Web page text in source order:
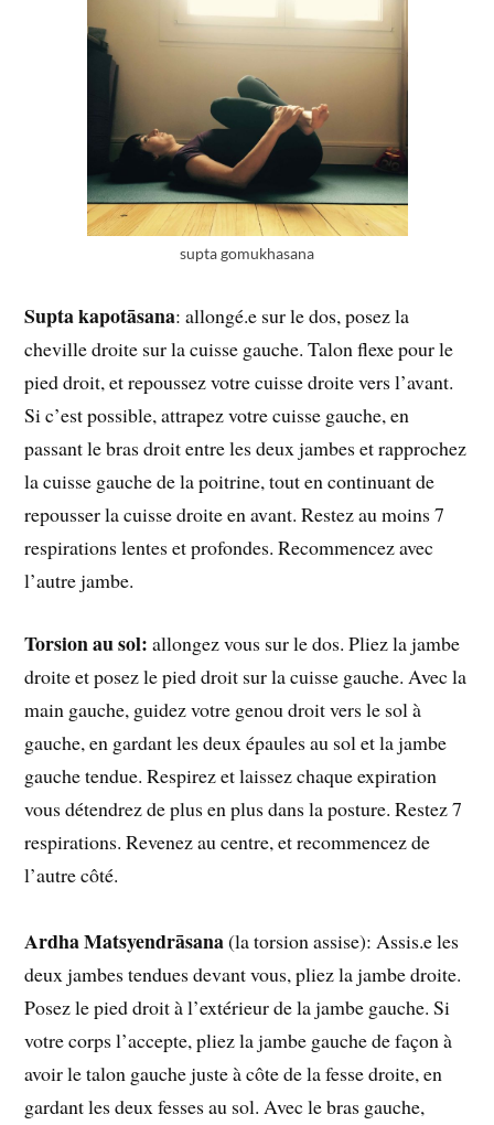
supta gomukhasana
Supta kapotāsana: allongé.e sur le dos, posez la
cheville droite sur la cuisse gauche. Talon flexe pour le
pied droit, et repoussez votre cuisse droite vers l’avant.
Si c’est possible, attrapez votre cuisse gauche, en
passant le bras droit entre les deux jambes et rapprochez
la cuisse gauche de la poitrine, tout en continuant de
repousser la cuisse droite en avant. Restez au moins 7
respirations lentes et profondes. Recommencez avec
l’autre jambe.
Torsion au sol: allongez vous sur le dos. Pliez la jambe
droite et posez le pied droit sur la cuisse gauche. Avec la
main gauche, guidez votre genou droit vers le sol à
gauche, en gardant les deux épaules au sol et la jambe
gauche tendue. Respirez et laissez chaque expiration
vous détendrez de plus en plus dans la posture. Restez 7
respirations. Revenez au centre, et recommencez de
l’autre côté.
Ardha Matsyendrāsana(la torsion assise): Assis.e les
deux jambes tendues devant vous, pliez la jambe droite.
Posez le pied droit à l’extérieur de la jambe gauche. Si
votre corps l’accepte, pliez la jambe gauche de façon à
avoir le talon gauche juste à côte de la fesse droite, en
gardant les deux fesses au sol. Avec le bras gauche,